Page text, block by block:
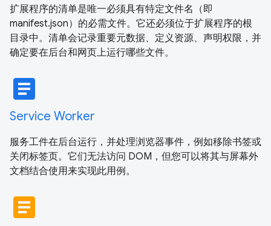
扩展程序的清单是唯一必须具有特定文件名（即
manifest.json）的必需文件。它还必须位于扩展程序的根
目录中。清单会记录重要元数据、定义资源、声明权限，并
确定要在后台和网页上运行哪些文件。
article
Service Worker
服务工件在后台运行，并处理浏览器事件，例如移除书签或
关闭标签页。它们无法访问 DOM，但您可以将其与屏幕外
文档结合使用来实现此用例。
article